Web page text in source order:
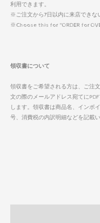
利用できます。
※ご注文から7日以内に来店できな
※Choose this for "ORDER for
領収書について
領収書をご希望される方は、ご注
文の際のメールアドレス宛てに
します。領収書は商品名、インボ
号、消費税の内訳明細などを記載い